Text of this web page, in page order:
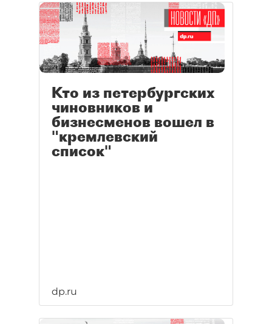
которых также есть планы по
выпуску облигаций в этом году,
сейчас в сомнениях. Их
настораживает сложная
рыночная конъюнктура.
Кто из петербургских
чиновников и
бизнесменов вошел в
"кремлевский
список"
dp.ru